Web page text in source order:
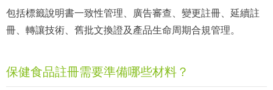
包括標籤說明書一致性管理、廣告審查、變更註冊、延續註
冊、轉讓技術、舊批文換證及產品生命周期合規管理。
保健食品註冊需要準備哪些材料？